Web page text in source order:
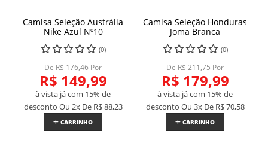
Camisa Seleção Austrália
Nike Azul Nº10
(0)
De R$ 176,46 Por
R$ 149,99
à vista já com 15% de
desconto Ou 2x De R$ 88,23
CARRINHO
Camisa Seleção Honduras
Joma Branca
(0)
De R$ 211,75 Por
R$ 179,99
à vista já com 15% de
desconto Ou 3x De R$ 70,58
CARRINHO